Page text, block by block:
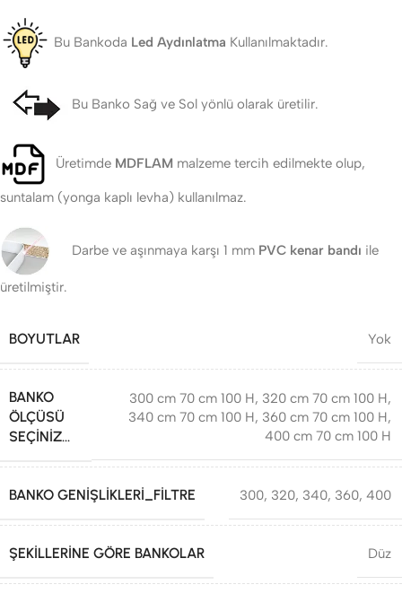
Bu Bankoda Led Aydınlatma Kullanılmaktadır.
Bu Banko Sağ ve Sol yönlü olarak üretilir.
Üretimde MDFLAM malzeme tercih edilmekte olup,
suntalam (yonga kaplı levha) kullanılmaz.
Darbe ve aşınmaya karşı 1 mm PVC kenar bandı ile
üretilmiştir.
BOYUTLAR Yok
BANKO
ÖLÇÜSÜ
SEÇINIZ...
300 cm 70 cm 100 H, 320 cm 70 cm 100 H,
340 cm 70 cm 100 H, 360 cm 70 cm 100 H,
400 cm 70 cm 100 H
BANKO GENIŞLIKLERI_FILTRE 300, 320, 340, 360, 400
ŞEKILLERINE GÖRE BANKOLAR Düz